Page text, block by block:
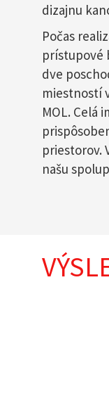
dizajnu
Počas
prístupové
dve
miestností
MOL. Celá
priestorov.
našu